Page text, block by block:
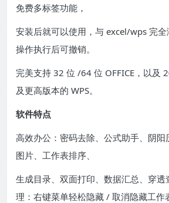
免费多标签功能，
安装后就可以使用，与 excel/wps 完
操作执行后可撤销。
完美支持 32 位 /64 位 OFFICE，以及
及更高版本的 WPS。
软件特点
高效办公：密码去除、公式助手、阴阳
图片、工作表排序、
生成目录、双面打印、数据汇总、穿透
理：右键菜单轻松隐藏 / 取消隐藏工作